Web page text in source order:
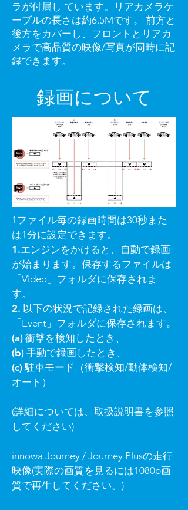
ラが付属し ています。リアカメラケ
ーブルの長さは約6.5Mです。 前方と
後方をカバーし、フロントとリアカ
メラで高品質の映像/写真が同時に記
録できます。
録画について
1ファイル毎の録画時間は30秒また
は1分に設定できます。
1.エンジンをかけると、自動で録画
が始まります。保存するファイルは
「Video」フォルダに保存されま
す。
2. 以下の状況で記録された録画は、
「Event」フォルダに保存されます。
(a) 衝撃を検知したとき、
(b) 手動で録画したとき、
(c)駐車モード（衝撃検知/動体検知/
オート）
(詳細については、取扱説明書を参照
してください)
innowa Journey / Journey Plusの走行
映像(実際の画質を見るには1080p画
質で再生してください。)